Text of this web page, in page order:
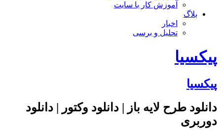
آموزش کار با سایت
بلاگ
اخبار
تحلیل و برسی
طرح لایه باز | دانلود وکتور | دانلود